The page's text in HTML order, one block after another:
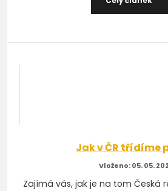
Jak v ČR třídíme
05. 05.
Zajímá vás, jak je na tom Česká